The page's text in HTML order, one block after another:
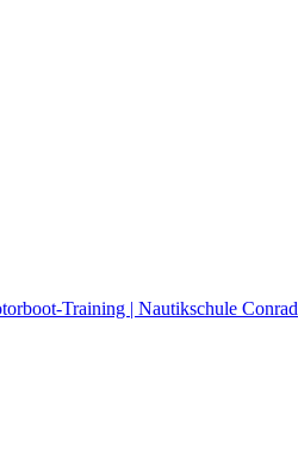
Training | Nautikschule Conrad